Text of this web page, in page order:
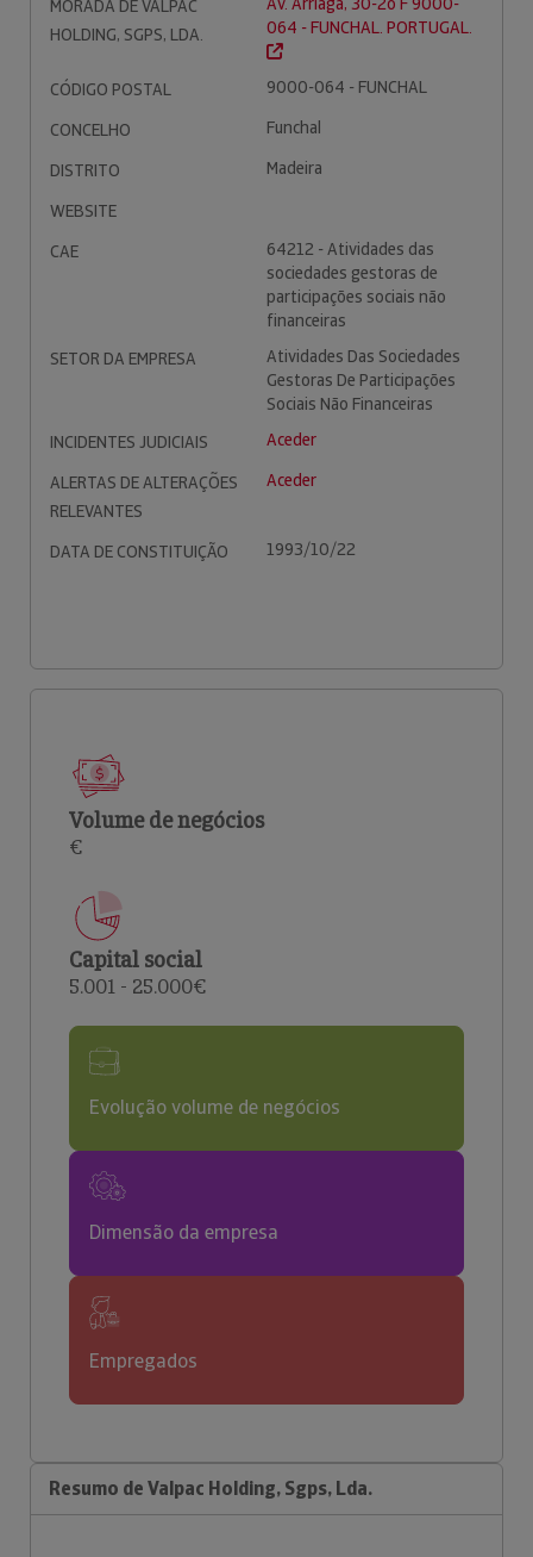
MORADA DE VALPAC
HOLDING, SGPS, LDA.
064 - FUNCHAL. PORTUGAL.
CÓDIGO POSTAL
9000-064 - FUNCHAL
CONCELHO
Funchal
DISTRITO
Madeira
WEBSITE
CAE
64212 - Atividades das
sociedades gestoras de
participações sociais não
financeiras
SETOR DA EMPRESA
Atividades Das Sociedades
Gestoras De Participações
Sociais Não Financeiras
INCIDENTES JUDICIAIS
Aceder
ALERTAS DE ALTERAÇÕES
RELEVANTES
Aceder
DATA DE CONSTITUIÇÃO 1993/10/22
Volume de negócios
€
Capital social
5.001 - 25.000€
Evolução volume de negócios
Dimensão da empresa
Empregados
Resumo de Valpac Holding, Sgps, Lda.